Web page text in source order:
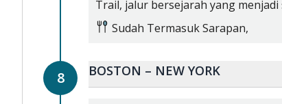
Trail, jalur bersejarah yang
Sudah TermasukSarapan,
8 BOSTON – NEW YORK